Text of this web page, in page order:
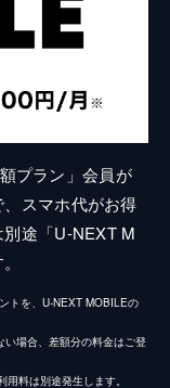
プラン」会員が
スマホ代がお得
途「U-NEXT M
トを、U-NEXT MOBILEの
場合、差額分の料金はご登
料は別途発生します。